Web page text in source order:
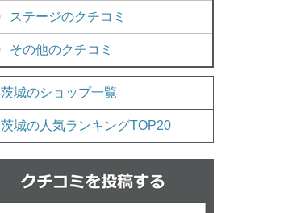
ステージのクチコミ
その他のクチコミ
茨城のショップ一覧
茨城の人気ランキングTOP20